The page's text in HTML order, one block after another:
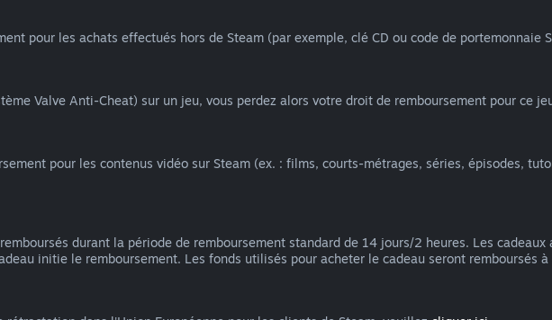
pour les achats effectués hors de Steam (par exemple, clé CD ou code de portemonnaie
Valve Anti-Cheat) sur un jeu, vous perdez alors votre droit de remboursement pour ce
pour les contenus vidéo sur Steam (ex. : films, courts-métrages, séries, épisodes,
durant la période de remboursement standard de 14 jours/2 heures. Les
initie le remboursement. Les fonds utilisés pour acheter le cadeau seront remboursés